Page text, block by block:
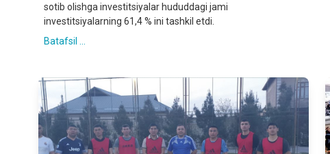
sotib olishga investitsiyalar hududdagi jami
investitsiyalarning 61,4 % ini tashkil etdi.
Batafsil ...